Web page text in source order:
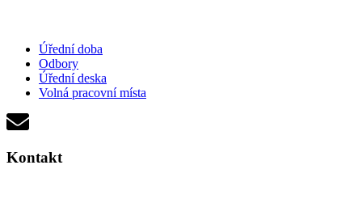
Úřední doba
Odbory
Úřední deska
Volná pracovní místa
Kontakt